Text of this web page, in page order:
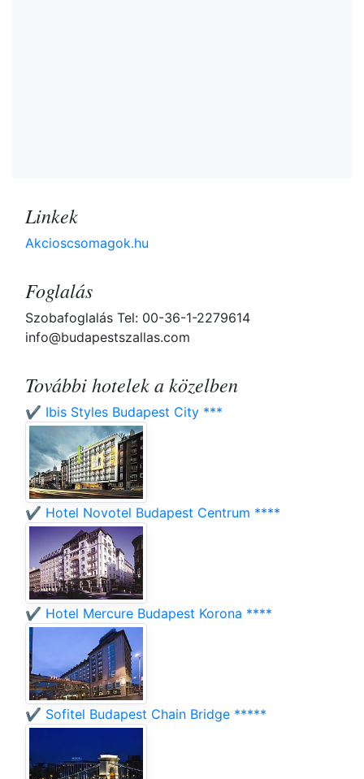
Linkek
Akcioscsomagok.hu
Foglalás
Szobafoglalás Tel: 00-36-1-2279614
info@budapestszallas.com
További hotelek a közelben
✔️ Ibis Styles Budapest City ***
✔️ Hotel Novotel Budapest Centrum ****
✔️ Hotel Mercure Budapest Korona ****
✔️ Sofitel Budapest Chain Bridge *****